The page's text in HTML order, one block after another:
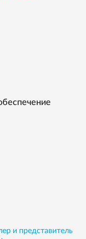
и представитель